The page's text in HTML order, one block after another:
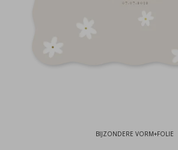
BIJZONDERE VORM+FOLIE